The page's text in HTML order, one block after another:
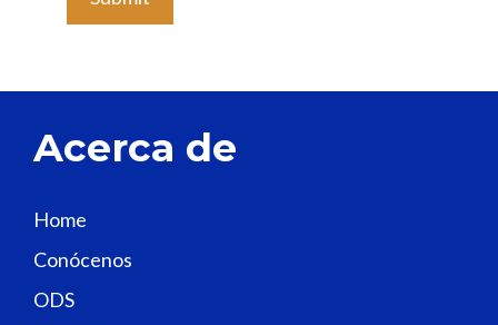
a
h
f
i
e
Acerca de
Home
Conócenos
ODS